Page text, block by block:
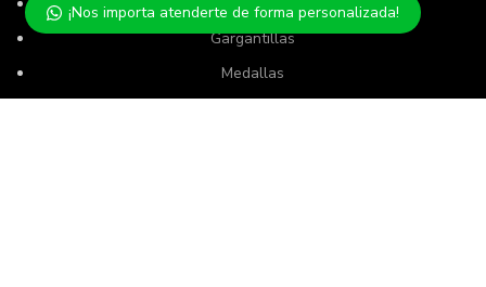
Gargantillas
Medallas
¡Nos importa atenderte de forma personalizada!